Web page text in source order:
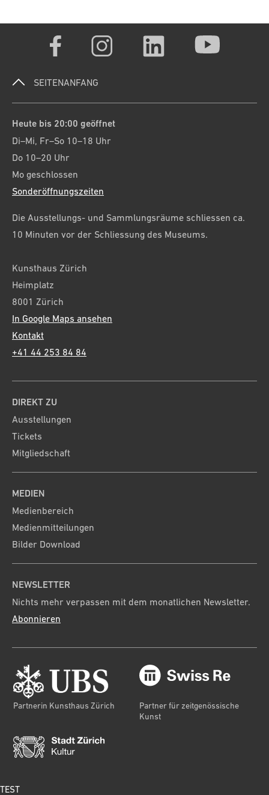
SEITENANFANG
Heute bis 20:00 geöffnet
Di–Mi, Fr–So 10–18 Uhr
Do 10–20 Uhr
Mo geschlossen
Sonderöffnungszeiten
Die Ausstellungs- und Sammlungsräume schliessen ca.
10 Minuten vor der Schliessung des Museums.
Kunsthaus Zürich
Heimplatz
8001 Zürich
In Google Maps ansehen
Kontakt
+41 44 253 84 84
DIREKT ZU
Ausstellungen
Tickets
Mitgliedschaft
MEDIEN
Medienbereich
Medienmitteilungen
Bilder Download
NEWSLETTER
Nichts mehr verpassen mit dem monatlichen Newsletter.
Abonnieren
Partnerin Kunsthaus Zürich
Partner für zeitgenössische
Kunst
TEST